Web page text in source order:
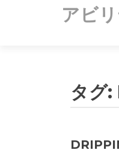
アビ
タグ: